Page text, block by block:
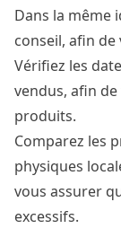
Dans la même
conseil, afin
Vérifiez les
vendus, afin
produits.
Comparez les
physiques
vous assurer
excessifs.